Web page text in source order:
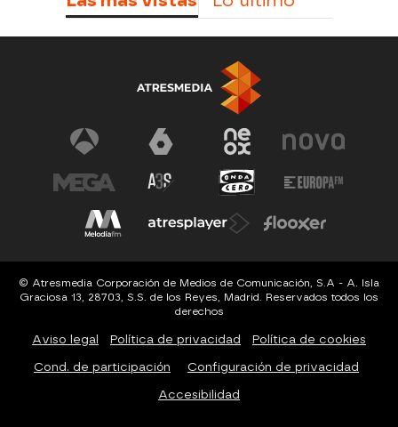
© Atresmedia Corporación de Medios de Comunicación, S.A - A. Isla
Graciosa 13, 28703, S.S. de los Reyes, Madrid. Reservados todos los
derechos
Aviso legal Política de privacidad Política de cookies
Cond. de participación Configuración de privacidad
Accesibilidad